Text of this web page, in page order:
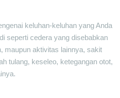
keluhan-keluhan yang Anda
seperti cedera yang disebabkan
maupun aktivitas lainnya, sakit
tulang, keseleo, ketegangan otot,